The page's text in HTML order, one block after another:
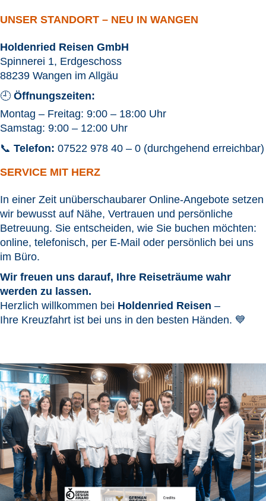
UNSER STANDORT – NEU IN WANGEN
Holdenried Reisen GmbH
Spinnerei 1, Erdgeschoss
88239 Wangen im Allgäu
🕘 Öffnungszeiten:
Montag – Freitag: 9:00 – 18:00 Uhr
Samstag: 9:00 – 12:00 Uhr
📞 Telefon: 07522 978 40 – 0 (durchgehend erreichbar)
SERVICE MIT HERZ
In einer Zeit unüberschaubarer Online-Angebote setzen
wir bewusst auf Nähe, Vertrauen und persönliche
Betreuung. Sie entscheiden, wie Sie buchen möchten:
online, telefonisch, per E-Mail oder persönlich bei uns
im Büro.
Wir freuen uns darauf, Ihre Reiseträume wahr
werden zu lassen.
Herzlich willkommen bei Holdenried Reisen –
Ihre Kreuzfahrt ist bei uns in den besten Händen. 💙